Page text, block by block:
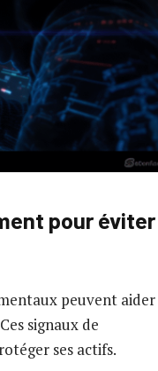
pour éviter
peuvent aider
signaux de
ses actifs.